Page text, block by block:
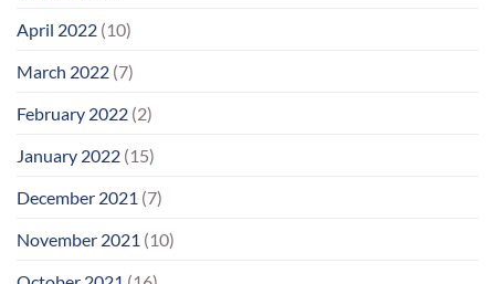
April 2022 (10)
March 2022 (7)
February 2022 (2)
January 2022 (15)
December 2021 (7)
November 2021 (10)